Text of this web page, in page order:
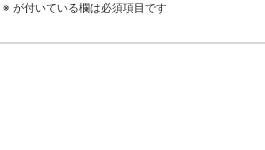
※ が付いている欄は必須項目です